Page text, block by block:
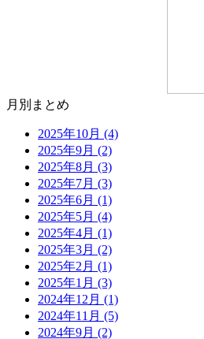
月別まとめ
2025年10月 (4)
2025年9月 (2)
2025年8月 (3)
2025年7月 (3)
2025年6月 (1)
2025年5月 (4)
2025年4月 (1)
2025年3月 (2)
2025年2月 (1)
2025年1月 (3)
2024年12月 (1)
2024年11月 (5)
2024年9月 (2)